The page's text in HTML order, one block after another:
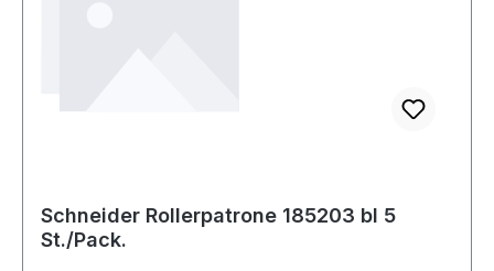
Schneider Rollerpatrone 185203 bl 5
St./Pack.